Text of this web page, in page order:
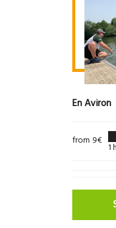
En Aviron
from 9€ 1